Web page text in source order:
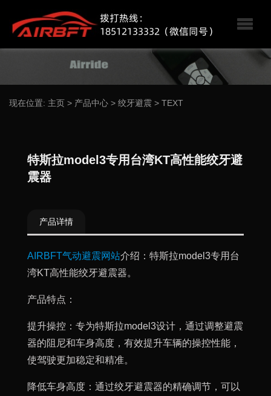
现在位置: 主页 > 产品中心 > 绞牙避震 > TEXT
特斯拉model3专用台湾KT高性能绞牙避
震器
产品详情
AIRBFT气动避震网站介绍：特斯拉model3专用台
湾KT高性能绞牙避震器。
产品特点：
提升操控：专为特斯拉model3设计，通过调整避震
器的阻尼和车身高度，有效提升车辆的操控性能，
使驾驶更加稳定和精准。
降低车身高度：通过绞牙避震器的精确调节，可以